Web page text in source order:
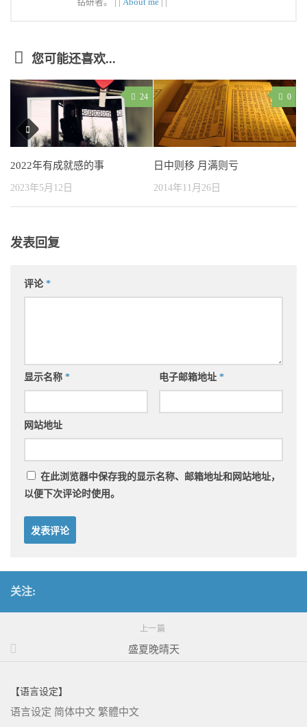
您可能还喜欢...
24
2022年有成就感的事
2023年5月12日
0
日中则移 月满则亏
2014年11月26日
发表回复
评论 *
显示名称 * 电子邮箱地址 *
网站地址
在此浏览器中保存我的显示名称、邮箱地址和网站地址，
以便下次评论时使用。
关注:
上一篇
盛夏晚晴天
【语言设定】
语言设定 简体中文 繁體中文